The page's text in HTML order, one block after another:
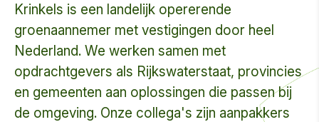
Krinkels is een landelijk opererende
groenaannemer met vestigingen door heel
Nederland. We werken samen met
opdrachtgevers als Rijkswaterstaat, provincies
en gemeenten aan oplossingen die passen bij
de omgeving. Onze collega's zijn aanpakkers